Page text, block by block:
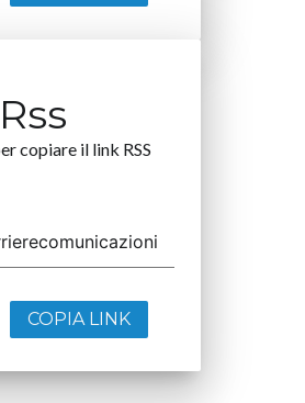
copiare il link RSS
COPIA LINK